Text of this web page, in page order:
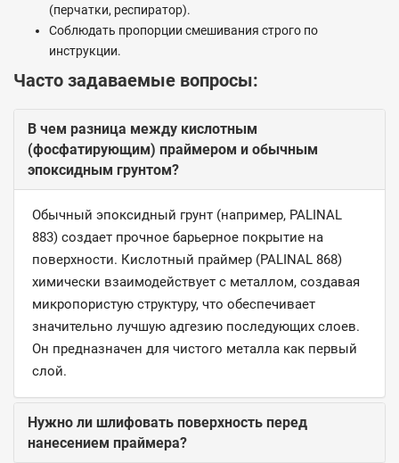
(перчатки, респиратор).
Соблюдать пропорции смешивания строго по
инструкции.
Часто задаваемые вопросы:
В чем разница между кислотным
(фосфатирующим) праймером и обычным
эпоксидным грунтом?
Обычный эпоксидный грунт (например, PALINAL
883) создает прочное барьерное покрытие на
поверхности. Кислотный праймер (PALINAL 868)
химически взаимодействует с металлом, создавая
микропористую структуру, что обеспечивает
значительно лучшую адгезию последующих слоев.
Он предназначен для чистого металла как первый
слой.
Нужно ли шлифовать поверхность перед
нанесением праймера?